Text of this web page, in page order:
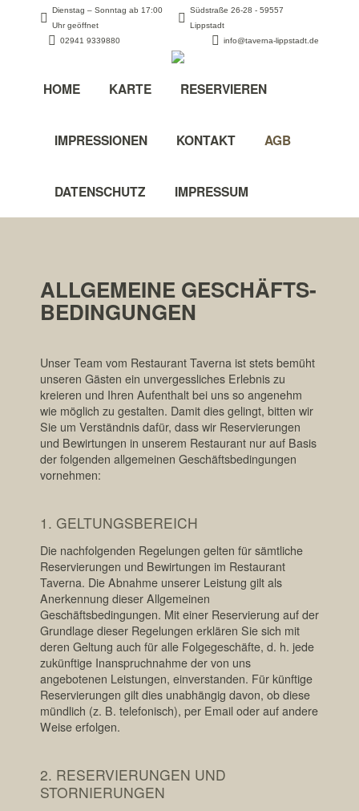
Dienstag – Sonntag ab 17:00
Uhr geöffnet
02941 9339880
Südstraße 26-28 - 59557
Lippstadt
info@taverna-lippstadt.de
HOME KARTE RESERVIEREN
IMPRESSIONEN KONTAKT AGB
DATENSCHUTZ IMPRESSUM
ALLGEMEINE GESCHÄFTS­
BEDINGUNGEN
Unser Team vom Restaurant Taverna ist stets bemüht
unseren Gästen ein unvergessliches Erlebnis zu
kreieren und Ihren Aufenthalt bei uns so angenehm
wie möglich zu gestalten. Damit dies gelingt, bitten wir
Sie um Verständnis dafür, dass wir Reservierungen
und Bewirtungen in unserem Restaurant nur auf Basis
der folgenden allgemeinen Geschäftsbedingungen
vornehmen:‍
1. GELTUNGSBEREICH
Die nachfolgenden Regelungen gelten für sämtliche
Reservierungen und Bewirtungen im Restaurant
Taverna. Die Abnahme unserer Leistung gilt als
Anerkennung dieser Allgemeinen
Geschäftsbedingungen. Mit einer Reservierung auf der
Grundlage dieser Regelungen erklären Sie sich mit
deren Geltung auch für alle Folgegeschäfte, d. h. jede
zukünftige Inanspruchnahme der von uns
angebotenen Leistungen, einverstanden. Für künftige
Reservierungen gilt dies unabhängig davon, ob diese
mündlich (z. B. telefonisch), per Email oder auf andere
Weise erfolgen.
2. RESERVIERUNGEN UND
STORNIERUNGEN